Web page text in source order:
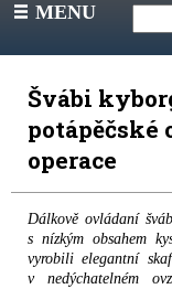
III MENU
Švábi
potápěčské
operace
Dálkově ovládaní
s nízkým obsahem
vyrobili elegantní
v nedýchatelném